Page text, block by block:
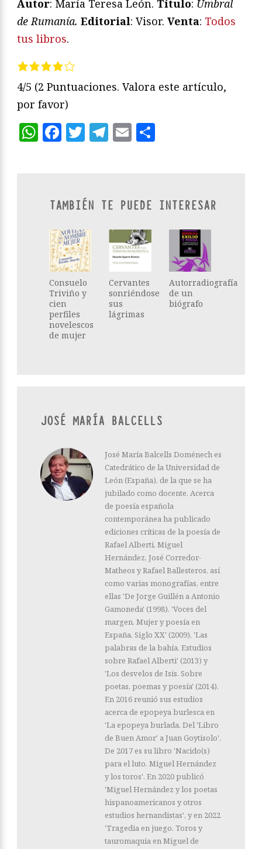
Autor: María Teresa León. Título: Umbral
de Rumanía. Editorial: Visor. Venta: Todos
tus libros.
4/5 (2 Puntuaciones. Valora este artículo,
por favor)
WhatsApp
Facebook
Twitter
Telegram
Email
TAMBIÉN TE PUEDE INTERESAR
Consuelo
Triviño y
cien
perfiles
novelescos
de mujer
Cervantes
sonriéndose
sus
lágrimas
Autorradiografía
de un
biógrafo
JOSÉ MARÍA BALCELLS
José María Balcells Doménech es
Catedrático de la Universidad de
León (España), de la que se ha
jubilado como docente. Acerca
de poesía española
contemporánea ha publicado
ediciones críticas de la poesía de
Rafael Alberti, Miguel
Hernández, José Corredor-
Matheos y Rafael Ballesteros, así
como varias monografías, entre
ellas 'De Jorge Guillén a Antonio
Gamoneda' (1998), 'Voces del
margen. Mujer y poesía en
España. Siglo XX' (2009), 'Las
palabras de la bahía. Estudios
sobre Rafael Alberti' (2013) y
'Los desvelos de Isis. Sobre
poetas, poemas y poesía' (2014).
En 2016 reunió sus estudios
acerca de epopeya burlesca en
'La epopeya burlada. Del 'Libro
de Buen Amor' a Juan Goytisolo'.
De 2017 es su libro 'Nacido(s)
para el luto. Miguel Hernández
y los toros'. En 2020 publicó
'Miguel Hernández y los poetas
hispanoamericanos y otros
estudios hernandistas', y en 2022
'Tragedia en juego. Toros y
tauromaquia en Miguel de